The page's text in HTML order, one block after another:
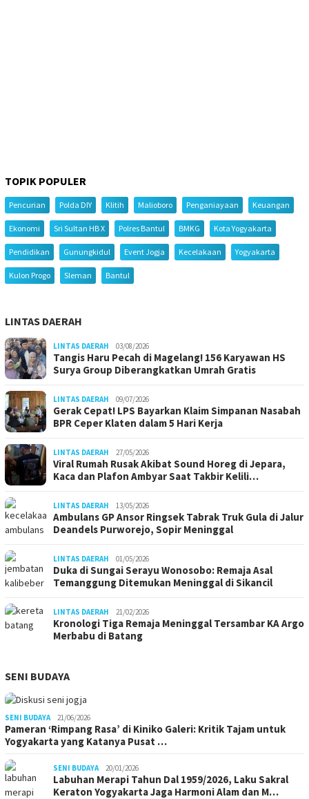
TOPIK POPULER
Pencurian Polda DIY Klitih Malioboro Penganiayaan Keuangan
Ekonomi Sri Sultan HB X Polres Bantul BMKG Kota Yogyakarta
Pendidikan Gunungkidul Event Jogja Kecelakaan Yogyakarta
Kulon Progo Sleman Bantul
LINTAS DAERAH
LINTAS DAERAH 03/08/2026
Tangis Haru Pecah di Magelang! 156 Karyawan HS
Surya Group Diberangkatkan Umrah Gratis
LINTAS DAERAH 09/07/2026
Gerak Cepat! LPS Bayarkan Klaim Simpanan Nasabah
BPR Ceper Klaten dalam 5 Hari Kerja
LINTAS DAERAH 27/05/2026
Viral Rumah Rusak Akibat Sound Horeg di Jepara,
Kaca dan Plafon Ambyar Saat Takbir Kelili…
LINTAS DAERAH 13/05/2026
Ambulans GP Ansor Ringsek Tabrak Truk Gula di Jalur
Deandels Purworejo, Sopir Meninggal
LINTAS DAERAH 01/05/2026
Duka di Sungai Serayu Wonosobo: Remaja Asal
Temanggung Ditemukan Meninggal di Sikancil
LINTAS DAERAH 21/02/2026
Kronologi Tiga Remaja Meninggal Tersambar KA Argo
Merbabu di Batang
SENI BUDAYA
SENI BUDAYA 21/06/2026
Pameran ‘Rimpang Rasa’ di Kiniko Galeri: Kritik Tajam untuk
Yogyakarta yang Katanya Pusat …
SENI BUDAYA 20/01/2026
Labuhan Merapi Tahun Dal 1959/2026, Laku Sakral
Keraton Yogyakarta Jaga Harmoni Alam dan M…